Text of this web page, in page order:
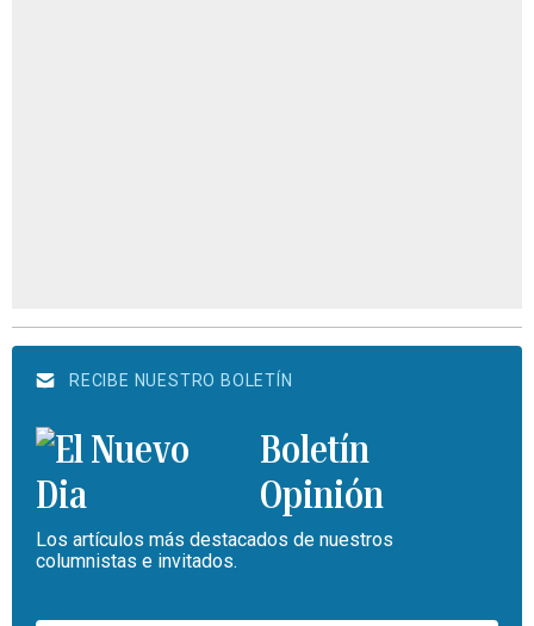
RECIBE NUESTRO BOLETÍN
Boletín
Opinión
Los artículos más destacados de nuestros
columnistas e invitados.